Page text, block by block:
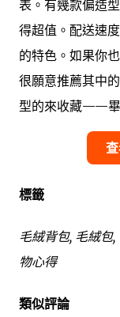
表。有幾款偏造
得超值。配送速
的特色。如果你
很願意推薦其中
型的來收藏——畢
標籤
毛絨背包, 毛絨包
物心得
類似評論